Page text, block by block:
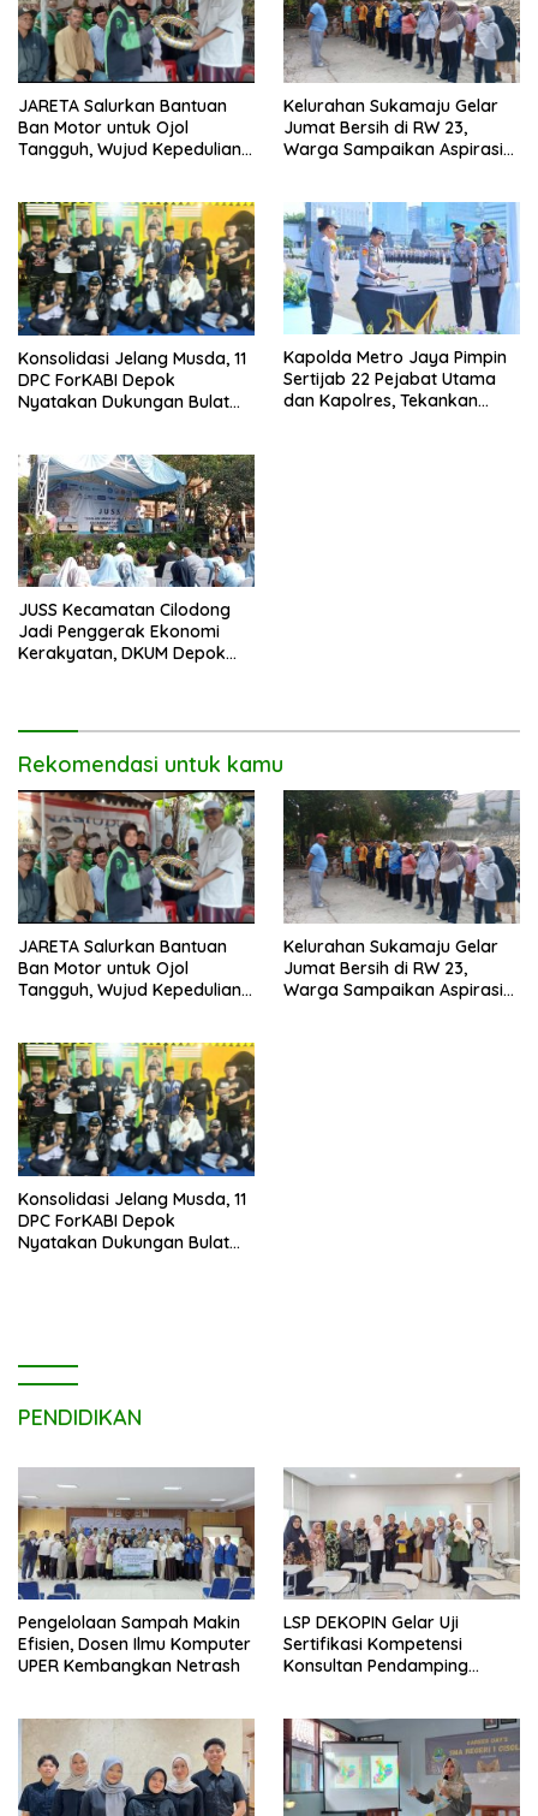
JARETA Salurkan Bantuan
Ban Motor untuk Ojol
Tangguh, Wujud Kepedulian
Kelurahan Sukamaju Gelar
Jumat Bersih di RW 23,
Warga Sampaikan Aspirasi
Konsolidasi Jelang Musda, 11
DPC ForKABI Depok
Nyatakan Dukungan Bulat
Kapolda Metro Jaya Pimpin
Sertijab 22 Pejabat Utama
dan Kapolres, Tekankan
JUSS Kecamatan Cilodong
Jadi Penggerak Ekonomi
Kerakyatan, DKUM Depok
Rekomendasi untuk kamu
JARETA Salurkan Bantuan
Ban Motor untuk Ojol
Tangguh, Wujud Kepedulian
Kelurahan Sukamaju Gelar
Jumat Bersih di RW 23,
Warga Sampaikan Aspirasi
Konsolidasi Jelang Musda, 11
DPC ForKABI Depok
Nyatakan Dukungan Bulat
PENDIDIKAN
Pengelolaan Sampah Makin
Efisien, Dosen Ilmu Komputer
UPER Kembangkan Netrash
LSP DEKOPIN Gelar Uji
Sertifikasi Kompetensi
Konsultan Pendamping